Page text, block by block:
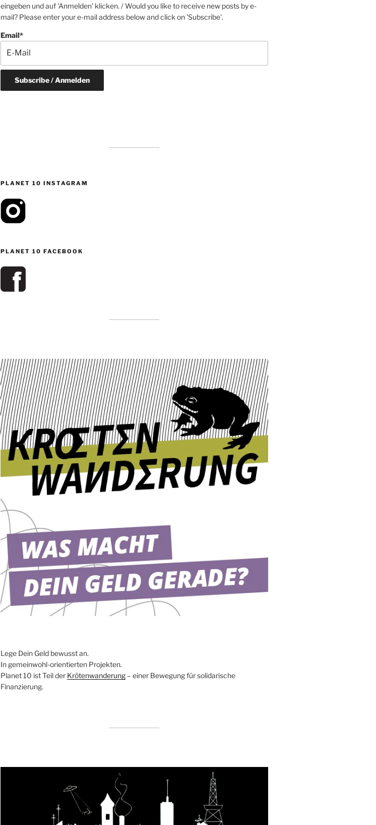
eingeben und auf 'Anmelden' klicken. / Would you like to receive new posts by e-
mail? Please enter your e-mail address below and click on 'Subscribe'.
Email*
PLANET 10 INSTAGRAM
PLANET 10 FACEBOOK
Lege Dein Geld bewusst an.
In gemeinwohl-orientierten Projekten.
Planet 10 ist Teil der Krötenwanderung– einer Bewegung für solidarische
Finanzierung.